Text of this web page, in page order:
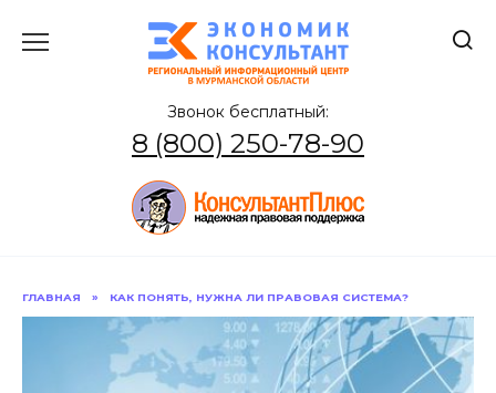
содержанию
Звонок бесплатный:
8 (800) 250-78-90
ГЛАВНАЯ » КАК ПОНЯТЬ, НУЖНА ЛИ ПРАВОВАЯ СИСТЕМА?